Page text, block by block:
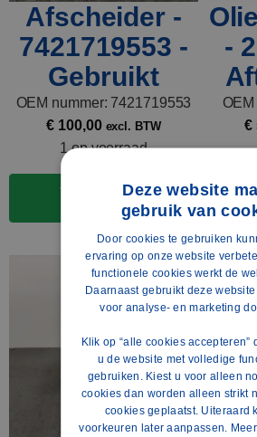
Afscheider -
7421719553 -
Gebruikt
OEM nummer: 7421719553
€ 100,00 excl. BTW
1 op voorraad
Toevoegen aan
-
€
Deze website
gebruik van
Door cookies te gebruiken
ervaring op onze website
functionele cookies werkt de
Daarnaast gebruikt deze
voor analyse- en marketing
Klik op “alle cookies accepteren”
u de website met volledige
gebruiken. Kiest u voor alleen
cookies dan worden alleen strikt
cookies geplaatst. Uiteraard
voorkeuren later aanpassen.